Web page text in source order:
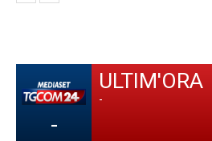
-
ULTIM'ORA
-